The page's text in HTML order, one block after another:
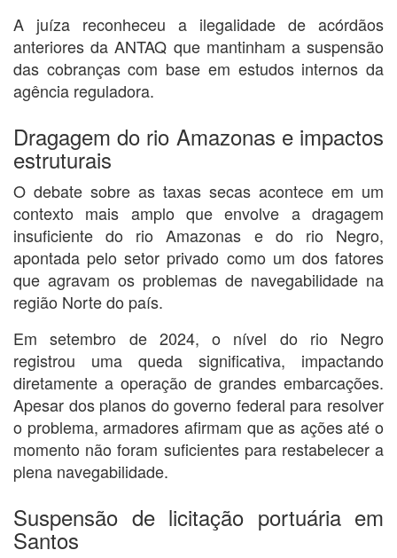
A juíza reconheceu a ilegalidade de acórdãos
anteriores da ANTAQ que mantinham a suspensão
das cobranças com base em estudos internos da
agência reguladora.
Dragagem do rio Amazonas e impactos
estruturais
O debate sobre as taxas secas acontece em um
contexto mais amplo que envolve a dragagem
insuficiente do rio Amazonas e do rio Negro,
apontada pelo setor privado como um dos fatores
que agravam os problemas de navegabilidade na
região Norte do país.
Em setembro de 2024, o nível do rio Negro
registrou uma queda significativa, impactando
diretamente a operação de grandes embarcações.
Apesar dos planos do governo federal para resolver
o problema, armadores afirmam que as ações até o
momento não foram suficientes para restabelecer a
plena navegabilidade.
Suspensão de licitação portuária em
Santos